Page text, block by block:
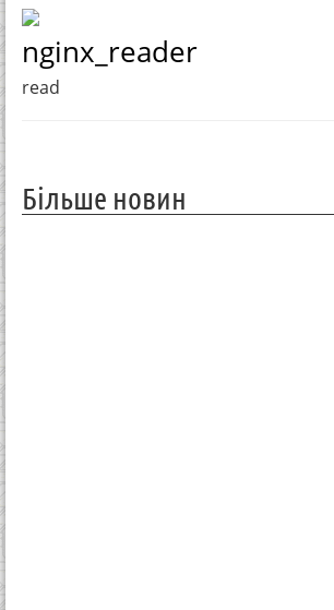
nginx_reader
read
Більше новин